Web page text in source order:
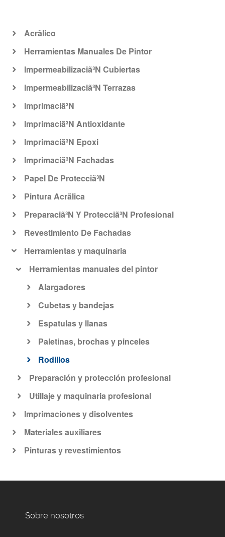
Acrã­lico
Herramientas Manuales De Pintor
Impermeabilizaciã³N Cubiertas
Impermeabilizaciã³N Terrazas
Imprimaciã³N
Imprimaciã³N Antioxidante
Imprimaciã³N Epoxi
Imprimaciã³N Fachadas
Papel De Protecciã³N
Pintura Acrã­lica
Preparaciã³N Y Protecciã³N Profesional
Revestimiento De Fachadas
Herramientas y maquinaria
Herramientas manuales del pintor
Alargadores
Cubetas y bandejas
Espatulas y llanas
Paletinas, brochas y pinceles
Rodillos
Preparación y protección profesional
Utillaje y maquinaria profesional
Imprimaciones y disolventes
Materiales auxiliares
Pinturas y revestimientos
Sobre nosotros